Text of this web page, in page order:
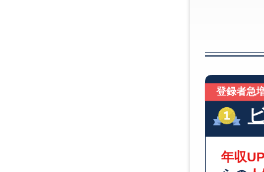
登録者急
年収